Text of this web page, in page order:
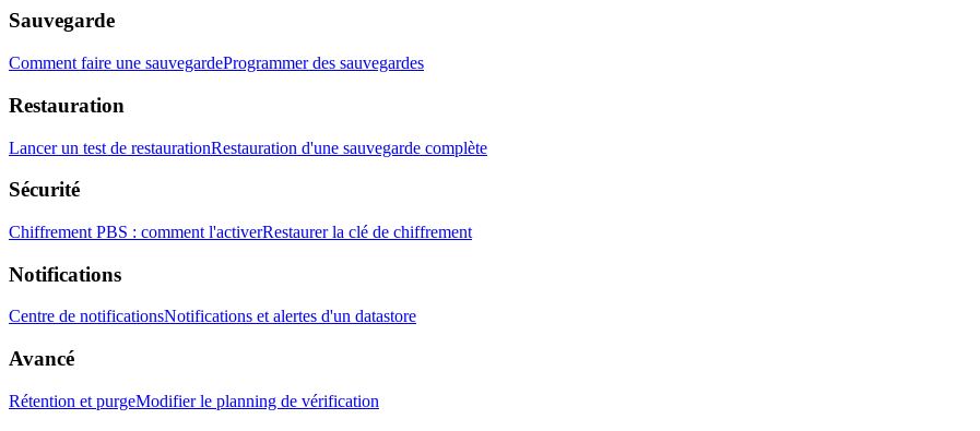
Sauvegarde
Comment faire une sauvegardeProgrammer des sauvegardes
Restauration
Lancer un test de restaurationRestauration d'une sauvegarde complète
Sécurité
Chiffrement PBS : comment l'activerRestaurer la clé de chiffrement
Notifications
Centre de notificationsNotifications et alertes d'un datastore
Avancé
Rétention et purgeModifier le planning de vérification